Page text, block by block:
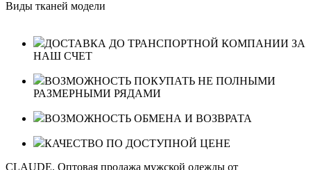
Виды тканей модели
ДОСТАВКА ДО ТРАНСПОРТНОЙ КОМПАНИИ ЗА
НАШ СЧЕТ
ВОЗМОЖНОСТЬ ПОКУПАТЬ НЕ ПОЛНЫМИ
РАЗМЕРНЫМИ РЯДАМИ
ВОЗМОЖНОСТЬ ОБМЕНА И ВОЗВРАТА
КАЧЕСТВО ПО ДОСТУПНОЙ ЦЕНЕ
CLAUDE. Оптовая продажа мужской одежды от